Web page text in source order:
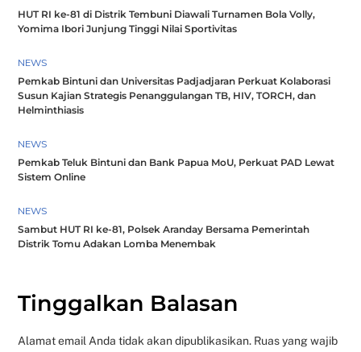
HUT RI ke-81 di Distrik Tembuni Diawali Turnamen Bola Volly,
Yomima Ibori Junjung Tinggi Nilai Sportivitas
NEWS
Pemkab Bintuni dan Universitas Padjadjaran Perkuat Kolaborasi
Susun Kajian Strategis Penanggulangan TB, HIV, TORCH, dan
Helminthiasis
NEWS
Pemkab Teluk Bintuni dan Bank Papua MoU, Perkuat PAD Lewat
Sistem Online
NEWS
Sambut HUT RI ke-81, Polsek Aranday Bersama Pemerintah
Distrik Tomu Adakan Lomba Menembak
Tinggalkan Balasan
Alamat email Anda tidak akan dipublikasikan. Ruas yang wajib